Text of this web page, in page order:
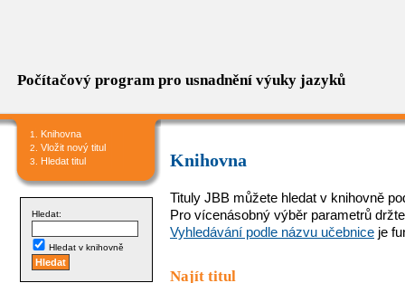
Počítačový program pro usnadnění výuky jazyků
Knihovna
Vložit nový titul
Hledat titul
Hledat:
Hledat v knihovně
Knihovna
Tituly JBB můžete hledat v knihovně
Pro vícenásobný výběr parametrů
Vyhledávání podle názvu učebnice je
Najít titul